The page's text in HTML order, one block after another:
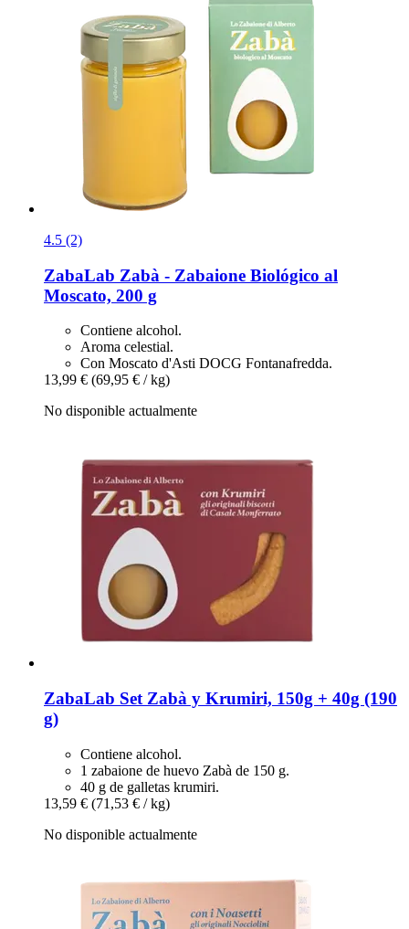
4.5 (2)
ZabaLab Zabà -​ Zabaione Biológico al
Moscato, 200 g
Contiene alcohol.
Aroma celestial.
Con Moscato d'Asti DOCG Fontanafredda.
13,99 € (69,95 € / kg)
No disponible actualmente
ZabaLab Set Zabà y Krumiri, 150g + 40g (190
g)
Contiene alcohol.
1 zabaione de huevo Zabà de 150 g.
40 g de galletas krumiri.
13,59 € (71,53 € / kg)
No disponible actualmente